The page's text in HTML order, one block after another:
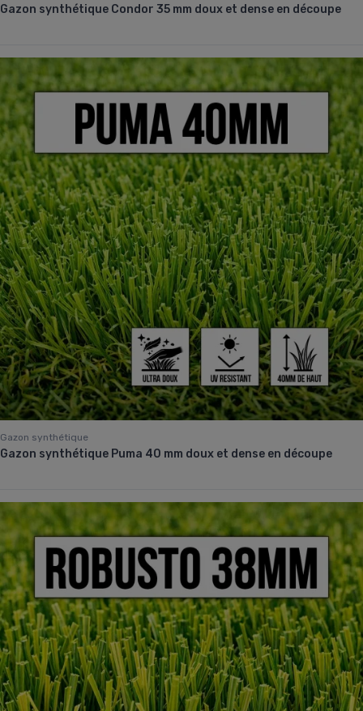
Gazon synthétique Condor 35 mm doux et dense en découpe
Gazon synthétique
Gazon synthétique Puma 40 mm doux et dense en découpe